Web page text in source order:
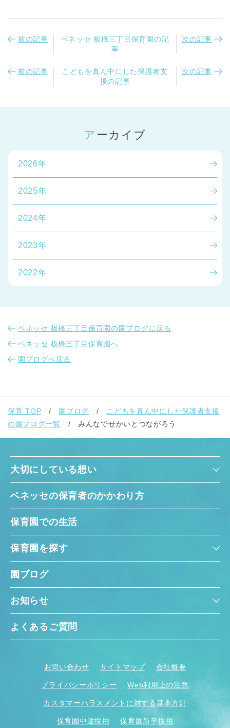
前の記事
ベネッセ 板橋三丁目保育園の記
事
次の記事
前の記事
こどもを真ん中にした保護者支
援の記事
次の記事
アーカイブ
2026年
2025年
2024年
2023年
2022年
ベネッセ 板橋三丁目保育園の園ブログに戻る
ベネッセ 板橋三丁目保育園へ
園ブログへ戻る
保育 TOP 園ブログ
こどもを真ん中にした保護者支援
の園ブログ一覧
みんなでせかいとつながろう
大切にしている想い
ベネッセの保育者のかかわり方
保育園での生活
保育園を探す
園ブログ
お知らせ
よくあるご質問
お問い合わせ サイトマップ 会社概要
プライバシーポリシー Web利用上の注意
カスタマーハラスメントに対する基本方針
保育園中途採用 保育園新卒採用